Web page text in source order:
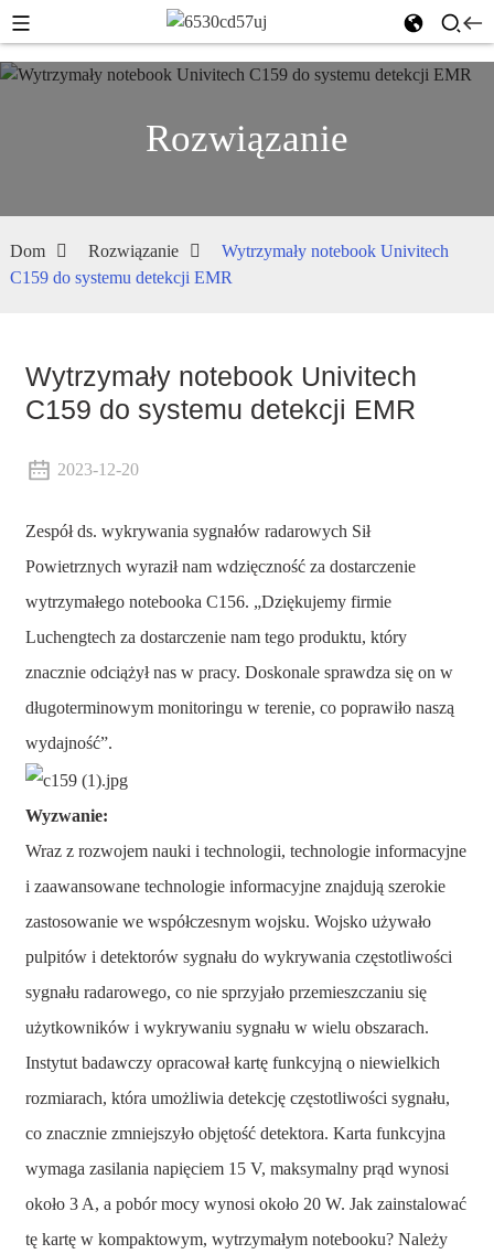
Rozwiązanie
Dom Rozwiązanie
Wytrzymały notebook Univitech
C159 do systemu detekcji EMR
Wytrzymały notebook Univitech
C159 do systemu detekcji EMR
2023-12-20
Zespół ds. wykrywania sygnałów radarowych Sił
Powietrznych wyraził nam wdzięczność za dostarczenie
wytrzymałego notebooka C156. „Dziękujemy firmie
Luchengtech za dostarczenie nam tego produktu, który
znacznie odciążył nas w pracy. Doskonale sprawdza się on w
długoterminowym monitoringu w terenie, co poprawiło naszą
wydajność”.
Wyzwanie:
Wraz z rozwojem nauki i technologii, technologie informacyjne
i zaawansowane technologie informacyjne znajdują szerokie
zastosowanie we współczesnym wojsku. Wojsko używało
pulpitów i detektorów sygnału do wykrywania częstotliwości
sygnału radarowego, co nie sprzyjało przemieszczaniu się
użytkowników i wykrywaniu sygnału w wielu obszarach.
Instytut badawczy opracował kartę funkcyjną o niewielkich
rozmiarach, która umożliwia detekcję częstotliwości sygnału,
co znacznie zmniejszyło objętość detektora. Karta funkcyjna
wymaga zasilania napięciem 15 V, maksymalny prąd wynosi
około 3 A, a pobór mocy wynosi około 20 W. Jak zainstalować
tę kartę w kompaktowym, wytrzymałym notebooku? Należy